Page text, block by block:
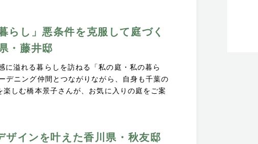
らし」悪条件を克服して庭づく
・藤井邸
に溢れる暮らしを訪ねる「私の庭・私の暮ら
デニング仲間とつながりながら、自身も千葉の
楽しむ橋本景子さんが、お気に入りの庭をご案
ザインを叶えた香川県・秋友邸